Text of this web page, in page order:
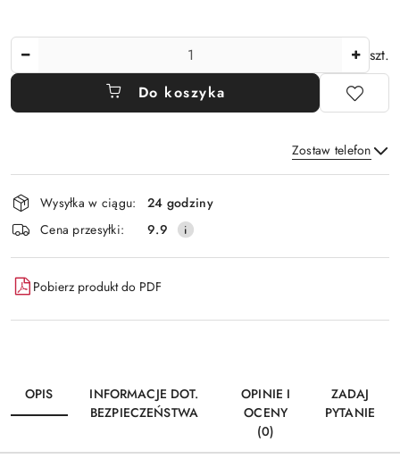
szt.
Do koszyka
Zostaw telefon
Wyślij
Dostępność
i
dostawa
Wysyłka w ciągu:
24 godziny
Cena przesyłki:
9.9
Pobierz produkt do PDF
OPIS
INFORMACJE DOT.
BEZPIECZEŃSTWA
OPINIE I
OCENY
(0)
ZADAJ
PYTANIE